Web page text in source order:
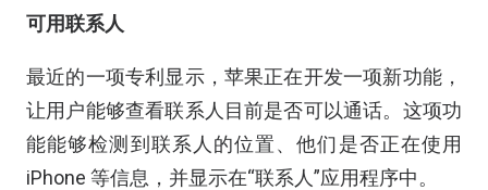
可用联系人
最近的一项专利显示，苹果正在开发一项新功能，
让用户能够查看联系人目前是否可以通话。这项功
能能够检测到联系人的位置、他们是否正在使用
iPhone 等信息，并显示在“联系人”应用程序中。